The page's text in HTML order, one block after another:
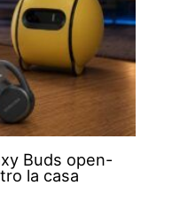
Buds open-
la casa